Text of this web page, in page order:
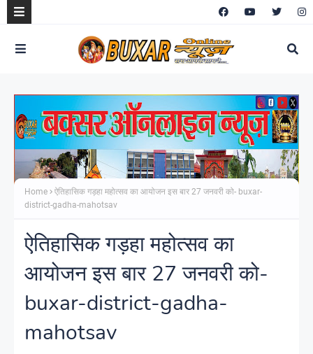
Home
ऐतिहासिक गड़हा महोत्सव का आयोजन इस बार 27 जनवरी को- buxar-
district-gadha-mahotsav
ऐतिहासिक गड़हा महोत्सव का
आयोजन इस बार 27 जनवरी को-
buxar-district-gadha-
mahotsav